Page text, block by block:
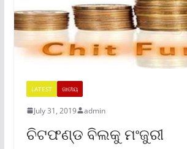
LATEST ଜାତୀୟ
July 31, 2019 admin
ଚିଟଫଣ୍ଡ ବିଲକୁ ମଂଜୁରୀ